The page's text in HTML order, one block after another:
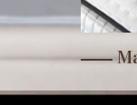
33